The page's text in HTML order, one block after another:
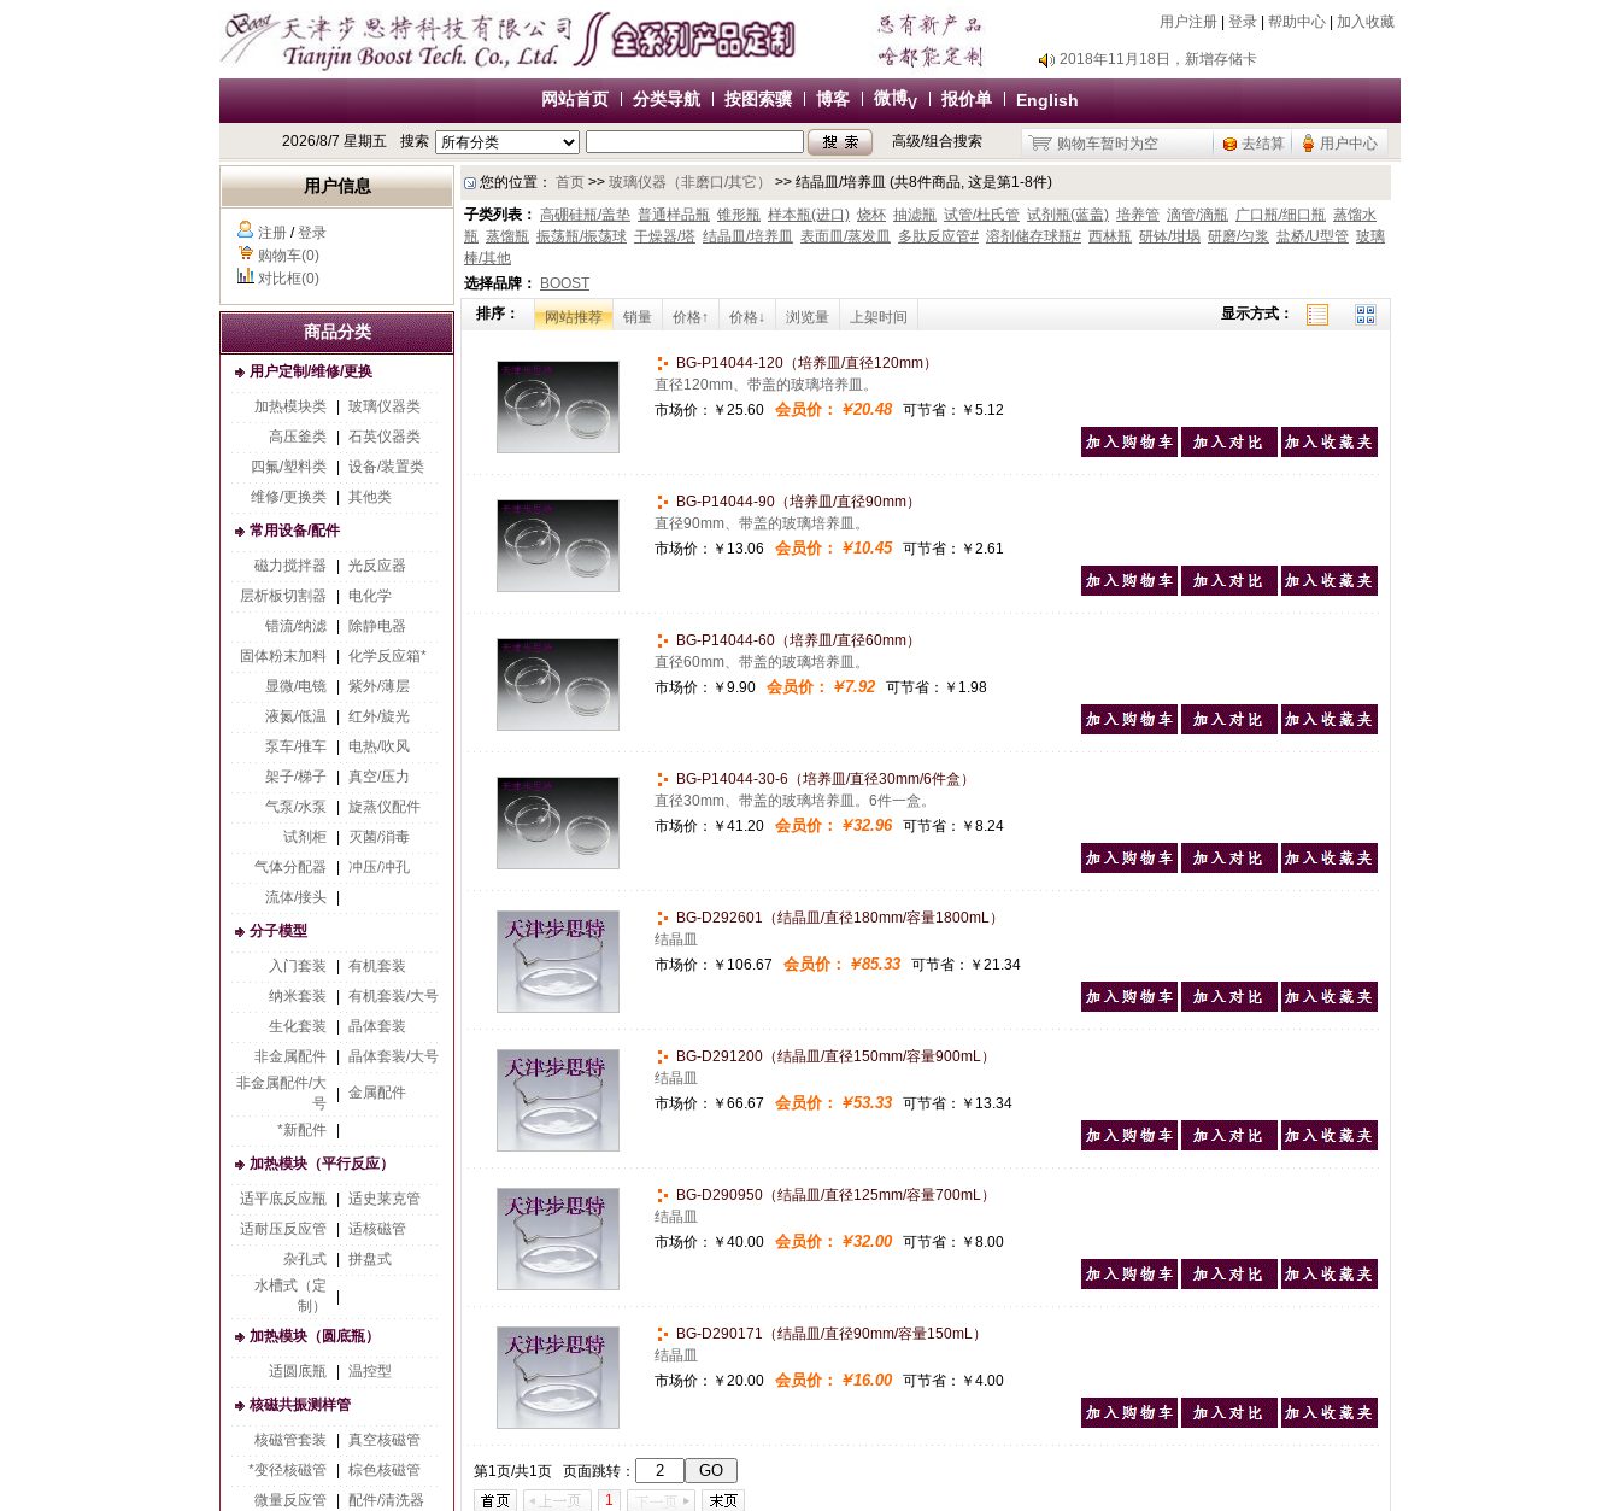
用户注册 登录 帮助中心 加入收藏
2018年7月26日，新增除静电器
2018年11月18日，新增存储卡
2016年9月20日，烧瓶塞降价
2015年9月10日，调整加热模块目录
办公用品，U盘/移动硬盘
2018年11月18日，新增存储卡
2016年9月20日，烧瓶塞降价
办公用品，U盘/移动硬盘
网站首页 分类导航 按图索骥 博客 微博V 报价单 English
2026/8/7 星期五 搜索 高级/组合搜索 购物车暂时为空 去结算 用户中心
用户信息
注册 /登录
购物车(0)
对比框(0)
商品分类
用户定制/维修/更换
加热模块类
玻璃仪器类
高压釜类
石英仪器类
四氟/塑料类
设备/装置类
维修/更换类
其他类
常用设备/配件
磁力搅拌器
光反应器
层析板切割器
电化学
错流/纳滤
除静电器
固体粉末加料
化学反应箱*
显微/电镜
紫外/薄层
液氮/低温
红外/旋光
泵车/推车
电热/吹风
架子/梯子
真空/压力
气泵/水泵
旋蒸仪配件
试剂柜
灭菌/消毒
气体分配器
冲压/冲孔
流体/接头
分子模型
入门套装
有机套装
纳米套装
有机套装/大号
生化套装
晶体套装
非金属配件
晶体套装/大号
非金属配件/大
号
金属配件
*新配件
加热模块（平行反应）
适平底反应瓶
适史莱克管
适耐压反应管
适核磁管
杂孔式
拼盘式
水槽式（定
制）
加热模块（圆底瓶）
适圆底瓶
温控型
核磁共振测样管
核磁管套装
真空核磁管
*变径核磁管
棕色核磁管
微量反应管
配件/清洗器
您的位置： 首页 >> 玻璃仪器（非磨口/其它）
>> 结晶皿/培养皿 (共8件商品, 这是第1-8件)
子类列表： 高硼硅瓶/盖垫 普通样品瓶 锥形瓶 样本瓶(进口) 烧杯 抽滤瓶 试管/杜氏管 试剂瓶(蓝盖) 培养管 滴管/滴瓶 广口瓶/细口瓶 蒸馏水
瓶 蒸馏瓶 振荡瓶/振荡球 干燥器/塔 结晶皿/培养皿 表面皿/蒸发皿 多肽反应管# 溶剂储存球瓶# 西林瓶 研钵/坩埚 研磨/匀浆 盐桥/U型管 玻璃
棒/其他
选择品牌：
BOOST
排序：
网站推荐 销量 价格↑ 价格↓ 浏览量 上架时间 显示方式：
BG-P14044-120（培养皿/直径120mm）
直径120mm、带盖的玻璃培养皿。
市场价： ￥25.60 会员价： ￥20.48可节省：￥5.12
BG-P14044-90（培养皿/直径90mm）
直径90mm、带盖的玻璃培养皿。
市场价： ￥13.06 会员价： ￥10.45 可节省：￥2.61
BG-P14044-60（培养皿/直径60mm）
直径60mm、带盖的玻璃培养皿。
市场价： ￥9.90 会员价： ￥7.92 可节省：￥1.98
BG-P14044-30-6（培养皿/直径30mm/6件盒）
直径30mm、带盖的玻璃培养皿。6件一盒。
市场价： ￥41.20 会员价： ￥32.96可节省：￥8.24
BG-D292601（结晶皿/直径180mm/容量1800mL）
结晶皿
市场价： ￥106.67 会员价： ￥85.33 可节省：￥21.34
BG-D291200（结晶皿/直径150mm/容量900mL）
结晶皿
市场价： ￥66.67 会员价： ￥53.33 可节省：￥13.34
BG-D290950（结晶皿/直径125mm/容量700mL）
结晶皿
市场价： ￥40.00 会员价： ￥32.00 可节省：￥8.00
BG-D290171（结晶皿/直径90mm/容量150mL）
结晶皿
市场价： ￥20.00 会员价： ￥16.00 可节省：￥4.00
第1页/共1页 页面跳转：
1